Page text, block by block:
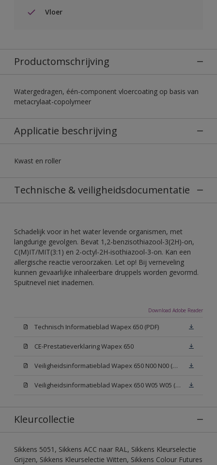
Vloer
Productomschrijving
Watergedragen, één-component vloercoating op basis van
metacrylaat-copolymeer
Applicatie beschrijving
Kwast en roller
Technische & veiligheidsdocumentatie
Schadelijk voor in het water levende organismen, met
langdurige gevolgen. Bevat 1,2-benzisothiazool-3(2H)-on,
C(M)IT/MIT(3:1) en 2-octyl-2H-isothiazool-3-on. Kan een
allergische reactie veroorzaken. Let op! Bij verneveling
kunnen gevaarlijke inhaleerbare druppels worden gevormd.
Spuitnevel niet inademen.
Download Adobe Reader
Technisch Informatieblad Wapex 650 (PDF)
CE-Prestatieverklaring Wapex 650
Veiligheidsinformatieblad Wapex 650 N00 N00 (MSDS)
Veiligheidsinformatieblad Wapex 650 W05 W05 (MSDS)
Kleurcollectie
Sikkens 5051, Sikkens ACC naar RAL, Sikkens Kleurselectie
Grijzen, Sikkens Kleurselectie Witten, Sikkens Colour Futures